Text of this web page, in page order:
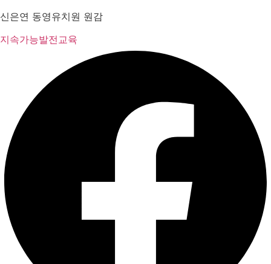
신은연 동영유치원 원감
지속가능발전교육